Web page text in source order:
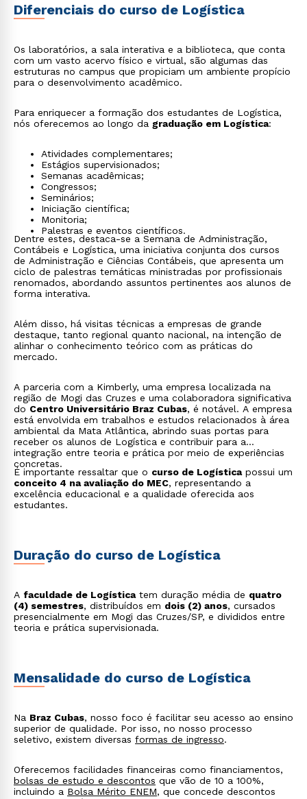
Diferenciais do curso de Logística
Os laboratórios, a sala interativa e a biblioteca, que conta
com um vasto acervo físico e virtual, são algumas das
estruturas no campus que propiciam um ambiente propício
para o desenvolvimento acadêmico.
Para enriquecer a formação dos estudantes de Logística,
nós oferecemos ao longo da graduação em Logística:
Atividades complementares;
Estágios supervisionados;
Semanas acadêmicas;
Congressos;
Seminários;
Iniciação científica;
Monitoria;
Palestras e eventos científicos.
Dentre estes, destaca-se a Semana de Administração,
Contábeis e Logística, uma iniciativa conjunta dos cursos
de Administração e Ciências Contábeis, que apresenta um
ciclo de palestras temáticas ministradas por profissionais
renomados, abordando assuntos pertinentes aos alunos de
forma interativa.
Além disso, há visitas técnicas a empresas de grande
destaque, tanto regional quanto nacional, na intenção de
alinhar o conhecimento teórico com as práticas do
mercado.
A parceria com a Kimberly, uma empresa localizada na
região de Mogi das Cruzes e uma colaboradora significativa
do Centro Universitário Braz Cubas, é notável. A empresa
está envolvida em trabalhos e estudos relacionados à área
ambiental da Mata Atlântica, abrindo suas portas para
receber os alunos de Logística e contribuir para a
integração entre teoria e prática por meio de experiências
concretas.
É importante ressaltar que o curso de Logísticapossui um
conceito 4 na avaliação do MEC, representando a
excelência educacional e a qualidade oferecida aos
estudantes.
Duração do curso de Logística
A faculdade de Logísticatem duração média de quatro
(4) semestres, distribuídos em dois (2) anos, cursados
presencialmente em Mogi das Cruzes/SP, e divididos entre
teoria e prática supervisionada.
Mensalidade do curso de Logística
Na Braz Cubas, nosso foco é facilitar seu acesso ao ensino
superior de qualidade. Por isso, no nosso processo
seletivo, existem diversas formas de ingresso.
Oferecemos facilidades financeiras como financiamentos,
bolsas de estudo e descontos que vão de 10 a 100%,
incluindo a Bolsa Mérito ENEM, que concede descontos